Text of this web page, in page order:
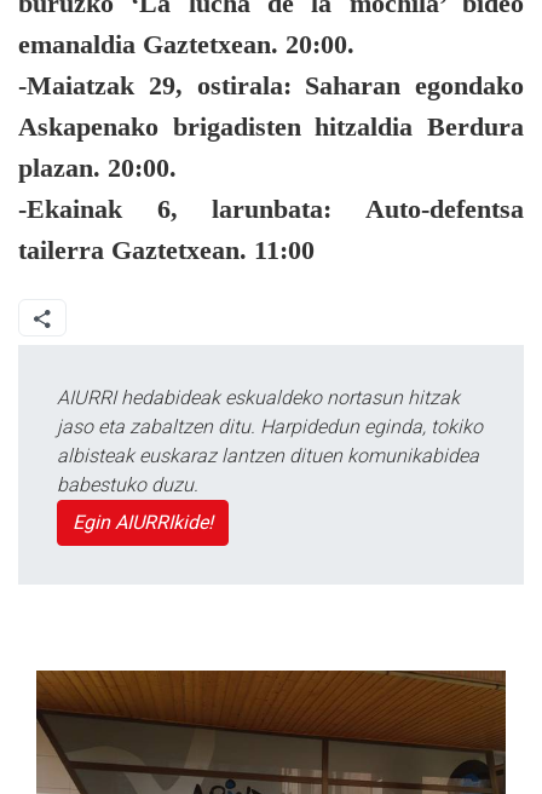
emanaldia Gaztetxean. 20:00.
-Maiatzak 29, ostirala: Saharan egondako
Askapenako brigadisten hitzaldia Berdura
plazan. 20:00.
-Ekainak 6, larunbata: Auto-defentsa
tailerra Gaztetxean. 11:00
AIURRI hedabideak eskualdeko nortasun hitzak
jaso eta zabaltzen ditu. Harpidedun eginda, tokiko
albisteak euskaraz lantzen dituen komunikabidea
babestuko duzu.
Egin AIURRIkide!